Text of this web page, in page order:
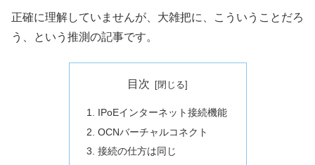
正確に理解していませんが、大雑把に、こういうことだろ
う、という推測の記事です。
目次
IPoEインターネット接続機能
OCNバーチャルコネクト
接続の仕方は同じ